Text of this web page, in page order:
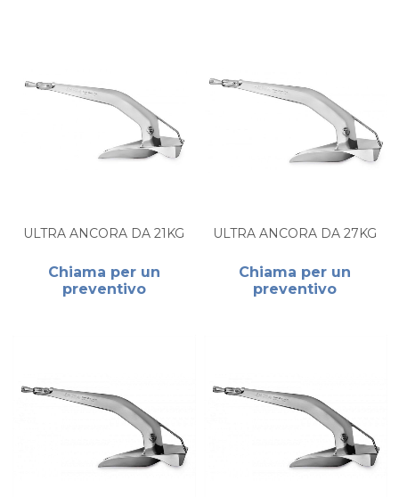
ULTRA ANCORA DA 21KG
Chiama per un
preventivo
ULTRA ANCORA DA 27KG
Chiama per un
preventivo